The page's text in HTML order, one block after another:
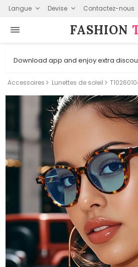
Langue Devise Contactez-nous
FASHION⁠
Download app and enjoy extra
Accessoires Lunettes de soleil